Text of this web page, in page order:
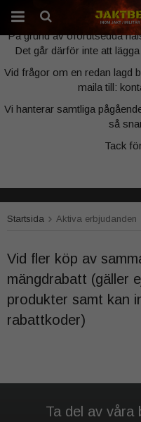
Webbutiken
På grund av oförutsedda
Det går därför inte att
Vid frågor om en redan lagd
maila till:
Vi hanterar samtliga
så
Tack
Startsida Aktiva erbjudanden
Vid fler köp av
mängdrabatt (gäller
produkter samt kan
rabattkoder)
Ta del av våra